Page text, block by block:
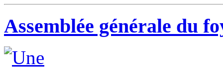
Assemblée générale du